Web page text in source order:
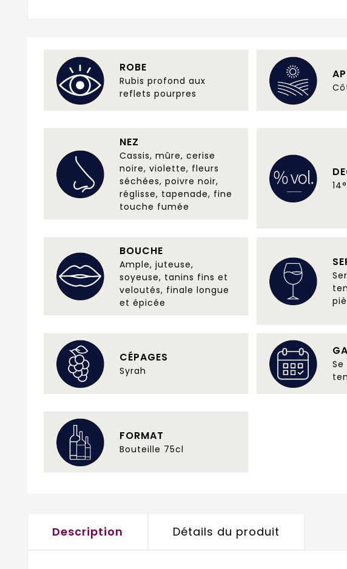
ROBE
Rubis profond aux
reflets pourpres
NEZ
Cassis, mûre, cerise
noire, violette, fleurs
séchées, poivre noir,
réglisse, tapenade, fine
touche fumée
14°
BOUCHE
Ample, juteuse,
soyeuse, tanins fins et
veloutés, finale longue
et épicée
CÉPAGES
Syrah
FORMAT
Bouteille 75cl
Description Détails du produit